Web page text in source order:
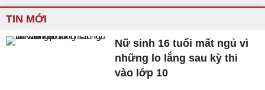
TIN MỚI
Nữ sinh 16 tuổi mất ngủ vì
những lo lắng sau kỳ thi
vào lớp 10